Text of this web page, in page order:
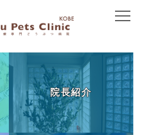
院長紹介